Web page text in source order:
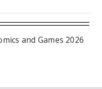
and Games 2026